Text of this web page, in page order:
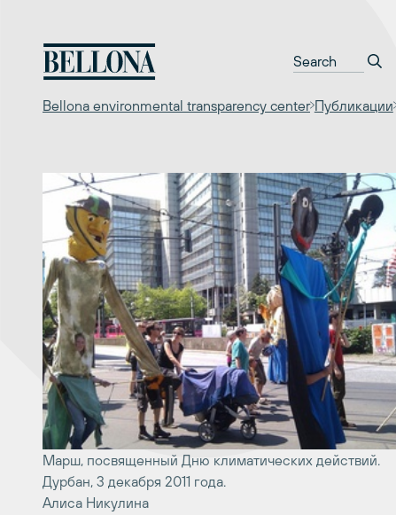
содержимому
Bellona environmental transparency center Публикации
Марш, посвященный Дню климатических действий.
Дурбан, 3 декабря 2011 года.
Алиса Никулина